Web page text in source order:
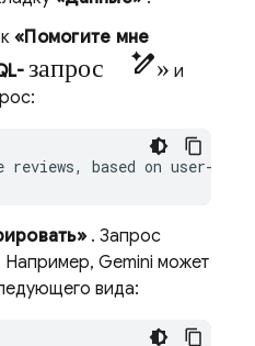
«Помогите мне
запрос pen_spark» и
reviews, based on user-
. Запрос
Например, Gemini может
вида: